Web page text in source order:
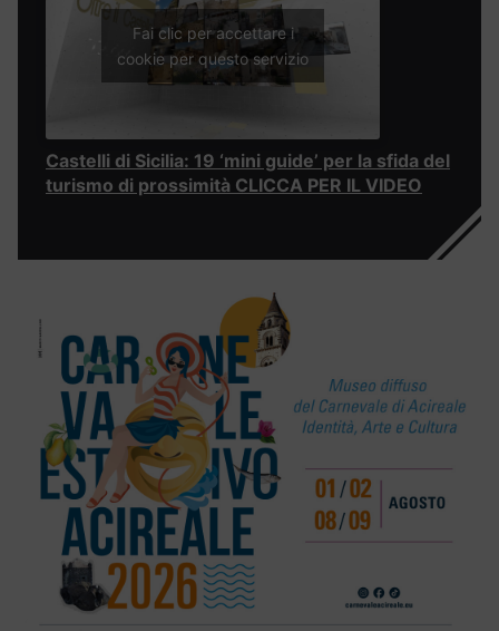
Fai clic per accettare i
cookie per questo servizio
Castelli di Sicilia: 19 ‘mini guide’ per la sfida del
turismo di prossimità CLICCA PER IL VIDEO